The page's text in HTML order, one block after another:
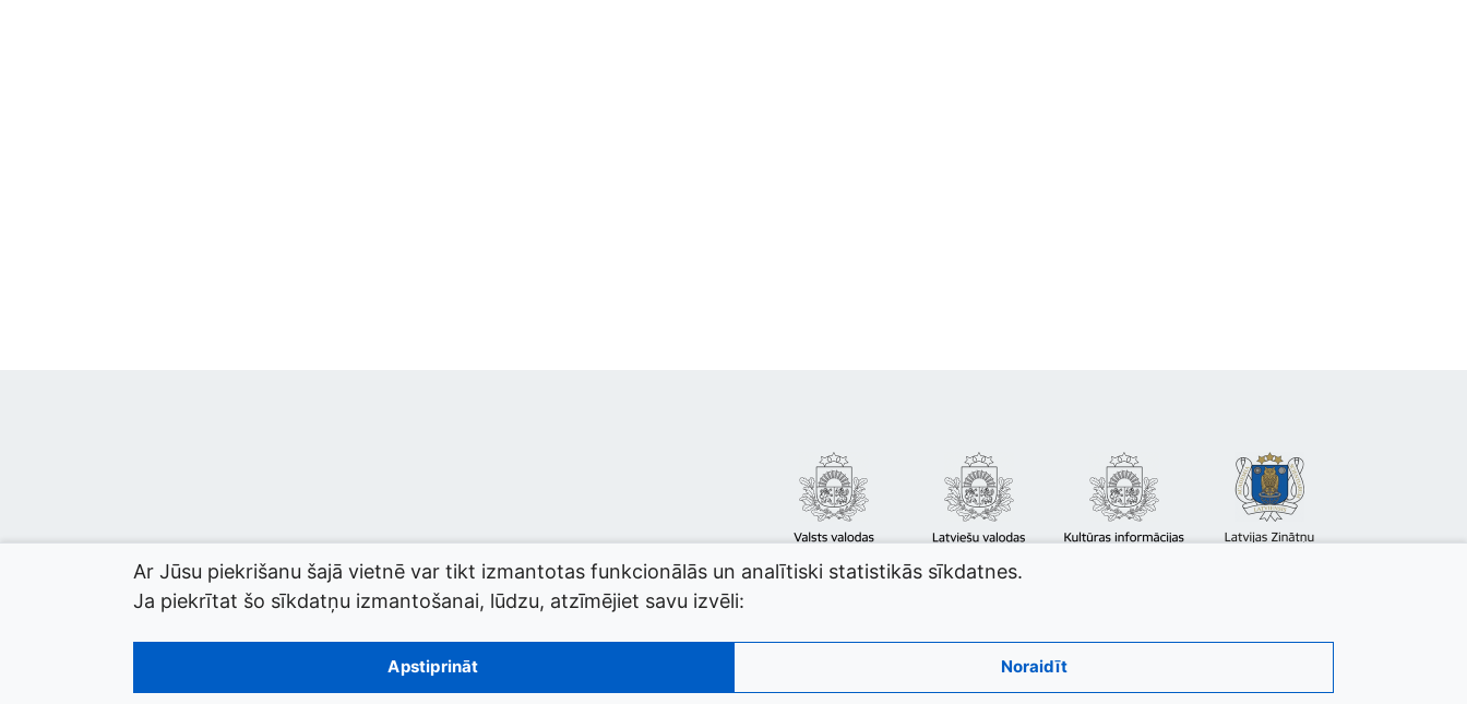
© 2026 termini.gov.lv. Izstrādātājs:
Ar Jūsu piekrišanu šajā vietnē var tikt izmantotas funkcionālās un analītiski statistikās sīkdatnes.
Ja piekrītat šo sīkdatņu izmantošanai, lūdzu, atzīmējiet savu izvēli:
Apstiprināt Noraidīt